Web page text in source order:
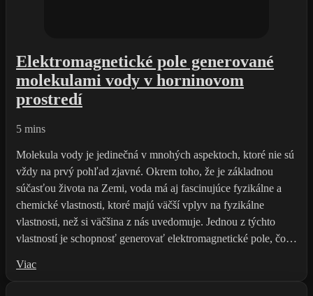
Elektromagnetické pole generované
molekulami vody v horninovom
prostredí
5 mins
Molekula vody je jedinečná v mnohých aspektoch, ktoré nie sú
vždy na prvý pohľad zjavné. Okrem toho, že je základnou
súčasťou života na Zemi, voda má aj fascinujúce fyzikálne a
chemické vlastnosti, ktoré majú väčší vplyv na fyzikálne
vlastnosti, než si väčšina z nás uvedomuje. Jednou z týchto
vlastností je schopnosť generovať elektromagnetické pole, čo…
Viac